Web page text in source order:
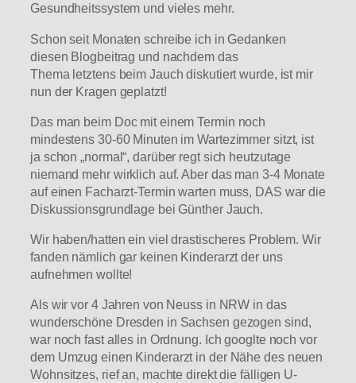
Gesundheitssystem und vieles mehr.
Schon seit Monaten schreibe ich in Gedanken
diesen Blogbeitrag und nachdem das
Thema letztens beim Jauch diskutiert wurde, ist mir
nun der Kragen geplatzt!
Das man beim Doc mit einem Termin noch
mindestens 30-60 Minuten im Wartezimmer sitzt, ist
ja schon „normal“, darüber regt sich heutzutage
niemand mehr wirklich auf. Aber das man 3-4 Monate
auf einen Facharzt-Termin warten muss, DAS war die
Diskussionsgrundlage bei Günther Jauch.
Wir haben/hatten ein viel drastischeres Problem. Wir
fanden nämlich gar keinen Kinderarzt der uns
aufnehmen wollte!
Als wir vor 4 Jahren von Neuss in NRW in das
wunderschöne Dresden in Sachsen gezogen sind,
war noch fast alles in Ordnung. Ich googlte noch vor
dem Umzug einen Kinderarzt in der Nähe des neuen
Wohnsitzes, rief an, machte direkt die fälligen U-